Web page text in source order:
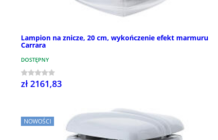
Lampion na znicze, 20 cm, wykończenie efekt marmuru
Carrara
DOSTĘPNY
zł 2161,83
NOWOŚCI